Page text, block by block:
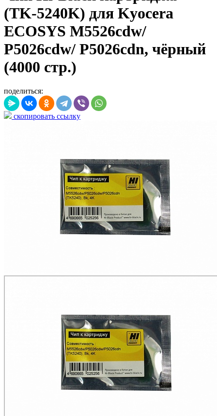
(TK-5240K) для Kyocera
ECOSYS M5526cdw/
P5026cdw/ P5026cdn, чёрный
(4000 стр.)
поделиться:
скопировать ссылку